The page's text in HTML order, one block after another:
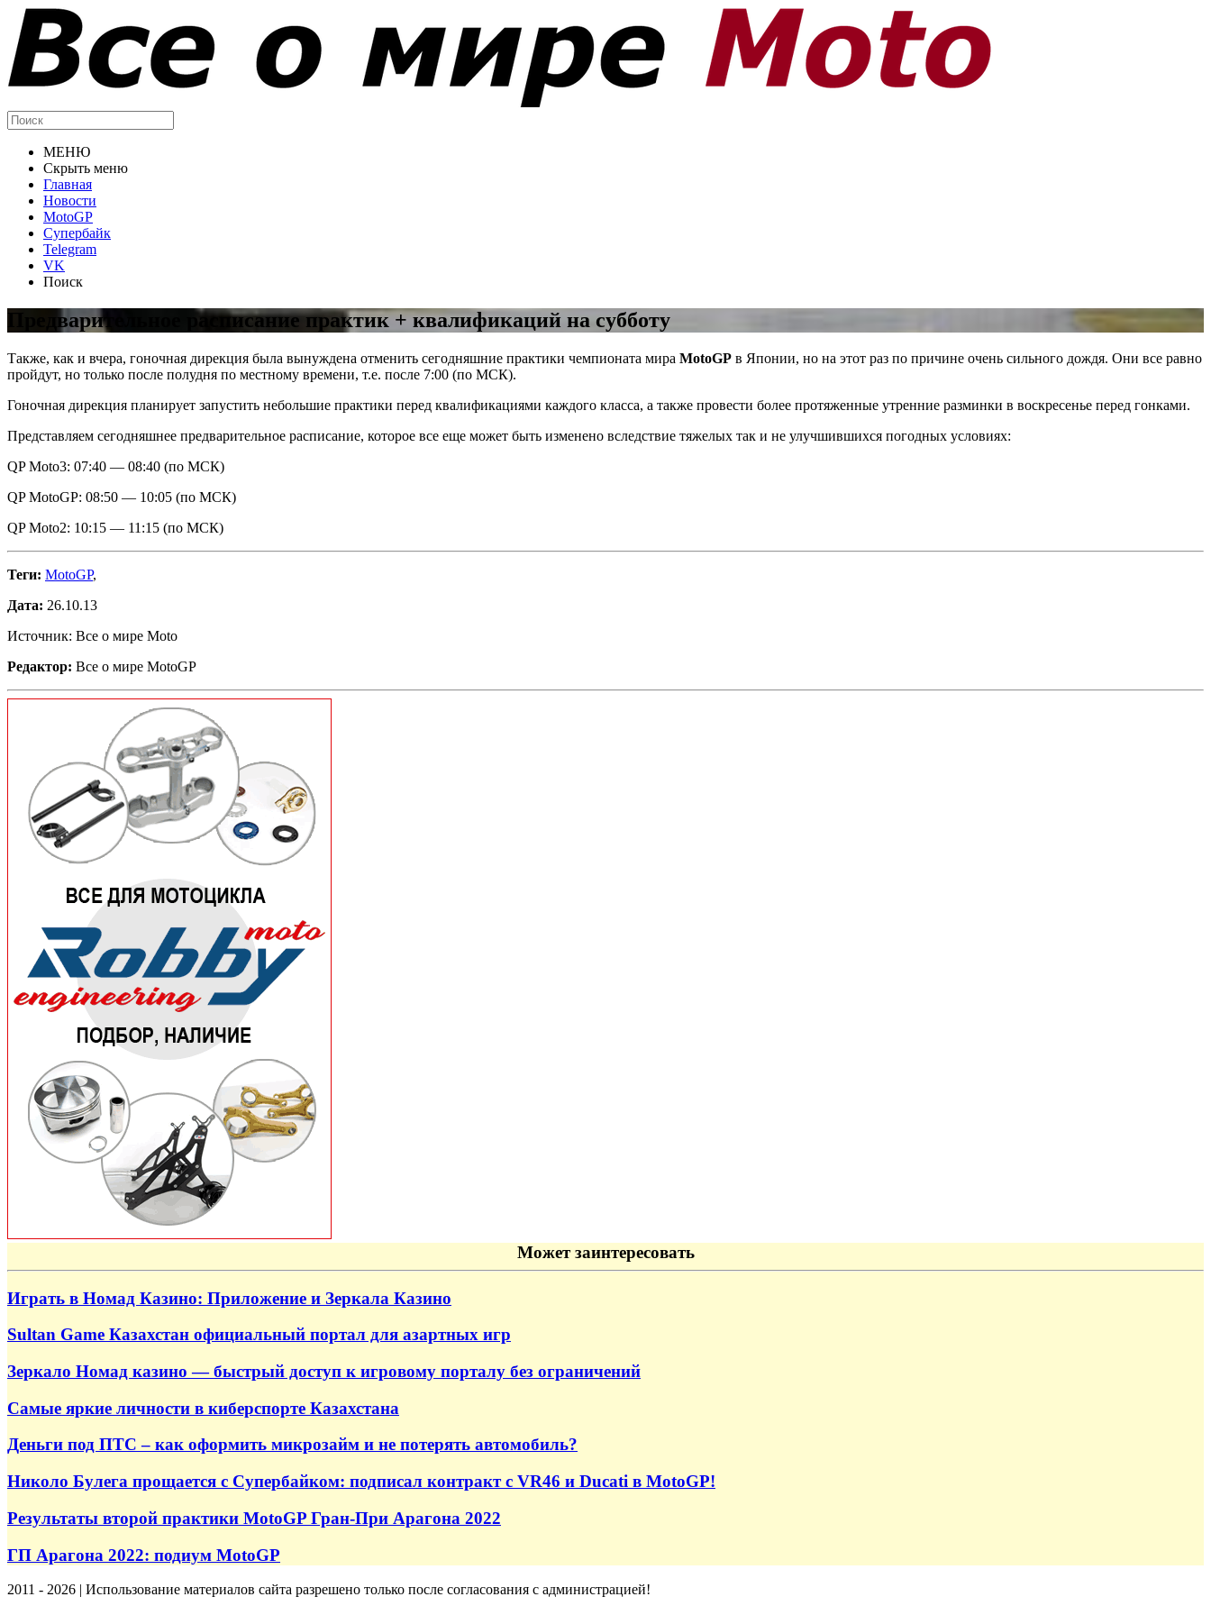
МЕНЮ
Скрыть меню
Главная
Новости
MotoGP
Супербайк
Telegram
VK
Поиск
Предварительное расписание практик + квалификаций на субботу
Также, как и вчера, гоночная дирекция была вынуждена отменить сегодняшние практики чемпионата мира MotoGP в Японии, но на этот раз по причине очень сильного дождя. Они все равно
пройдут, но только после полудня по местному времени, т.е. после 7:00 (по МСК).
Гоночная дирекция планирует запустить небольшие практики перед квалификациями каждого класса, а также провести более протяженные утренние разминки в воскресенье перед гонками.
Представляем сегодняшнее предварительное расписание, которое все еще может быть изменено вследствие тяжелых так и не улучшившихся погодных условиях:
QP Moto3: 07:40 — 08:40 (по МСК)
QP MotoGP: 08:50 — 10:05 (по МСК)
QP Moto2: 10:15 — 11:15 (по МСК)
Теги: MotoGP,
Дата: 26.10.13
Источник: Все о мире Moto
Редактор: Все о мире MotoGP
Может заинтересовать
Играть в Номад Казино: Приложение и Зеркала Казино
Sultan Game Казахстан официальный портал для азартных игр
Зеркало Номад казино — быстрый доступ к игровому порталу без ограничений
Самые яркие личности в киберспорте Казахстана
Деньги под ПТС – как оформить микрозайм и не потерять автомобиль?
Николо Булега прощается с Супербайком: подписал контракт с VR46 и Ducati в MotoGP!
Результаты второй практики MotoGP Гран-При Арагона 2022
ГП Арагона 2022: подиум MotoGP
2011 - 2026 | Использование материалов сайта разрешено только после согласования с администрацией!